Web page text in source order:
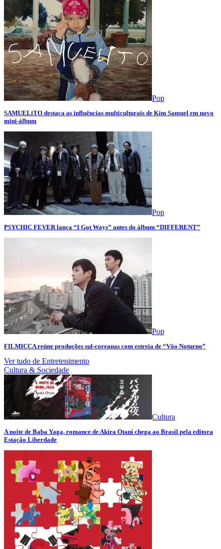
Pop
SAMUELiTO destaca as influências multiculturais de Kim Samuel em novo
mini-álbum
Pop
PSYCHIC FEVER lança “I Got Ways” antes do álbum “DIFFERENT”
Pop
FILMICCA reúne produções sul-coreanas com estreia de “Vôo Noturno”
Ver tudo de Entretenimento
Cultura & Sociedade
Cultura
A noite de Baba Yaga, romance de Akira Otani chega ao Brasil pela editora
Estação Liberdade